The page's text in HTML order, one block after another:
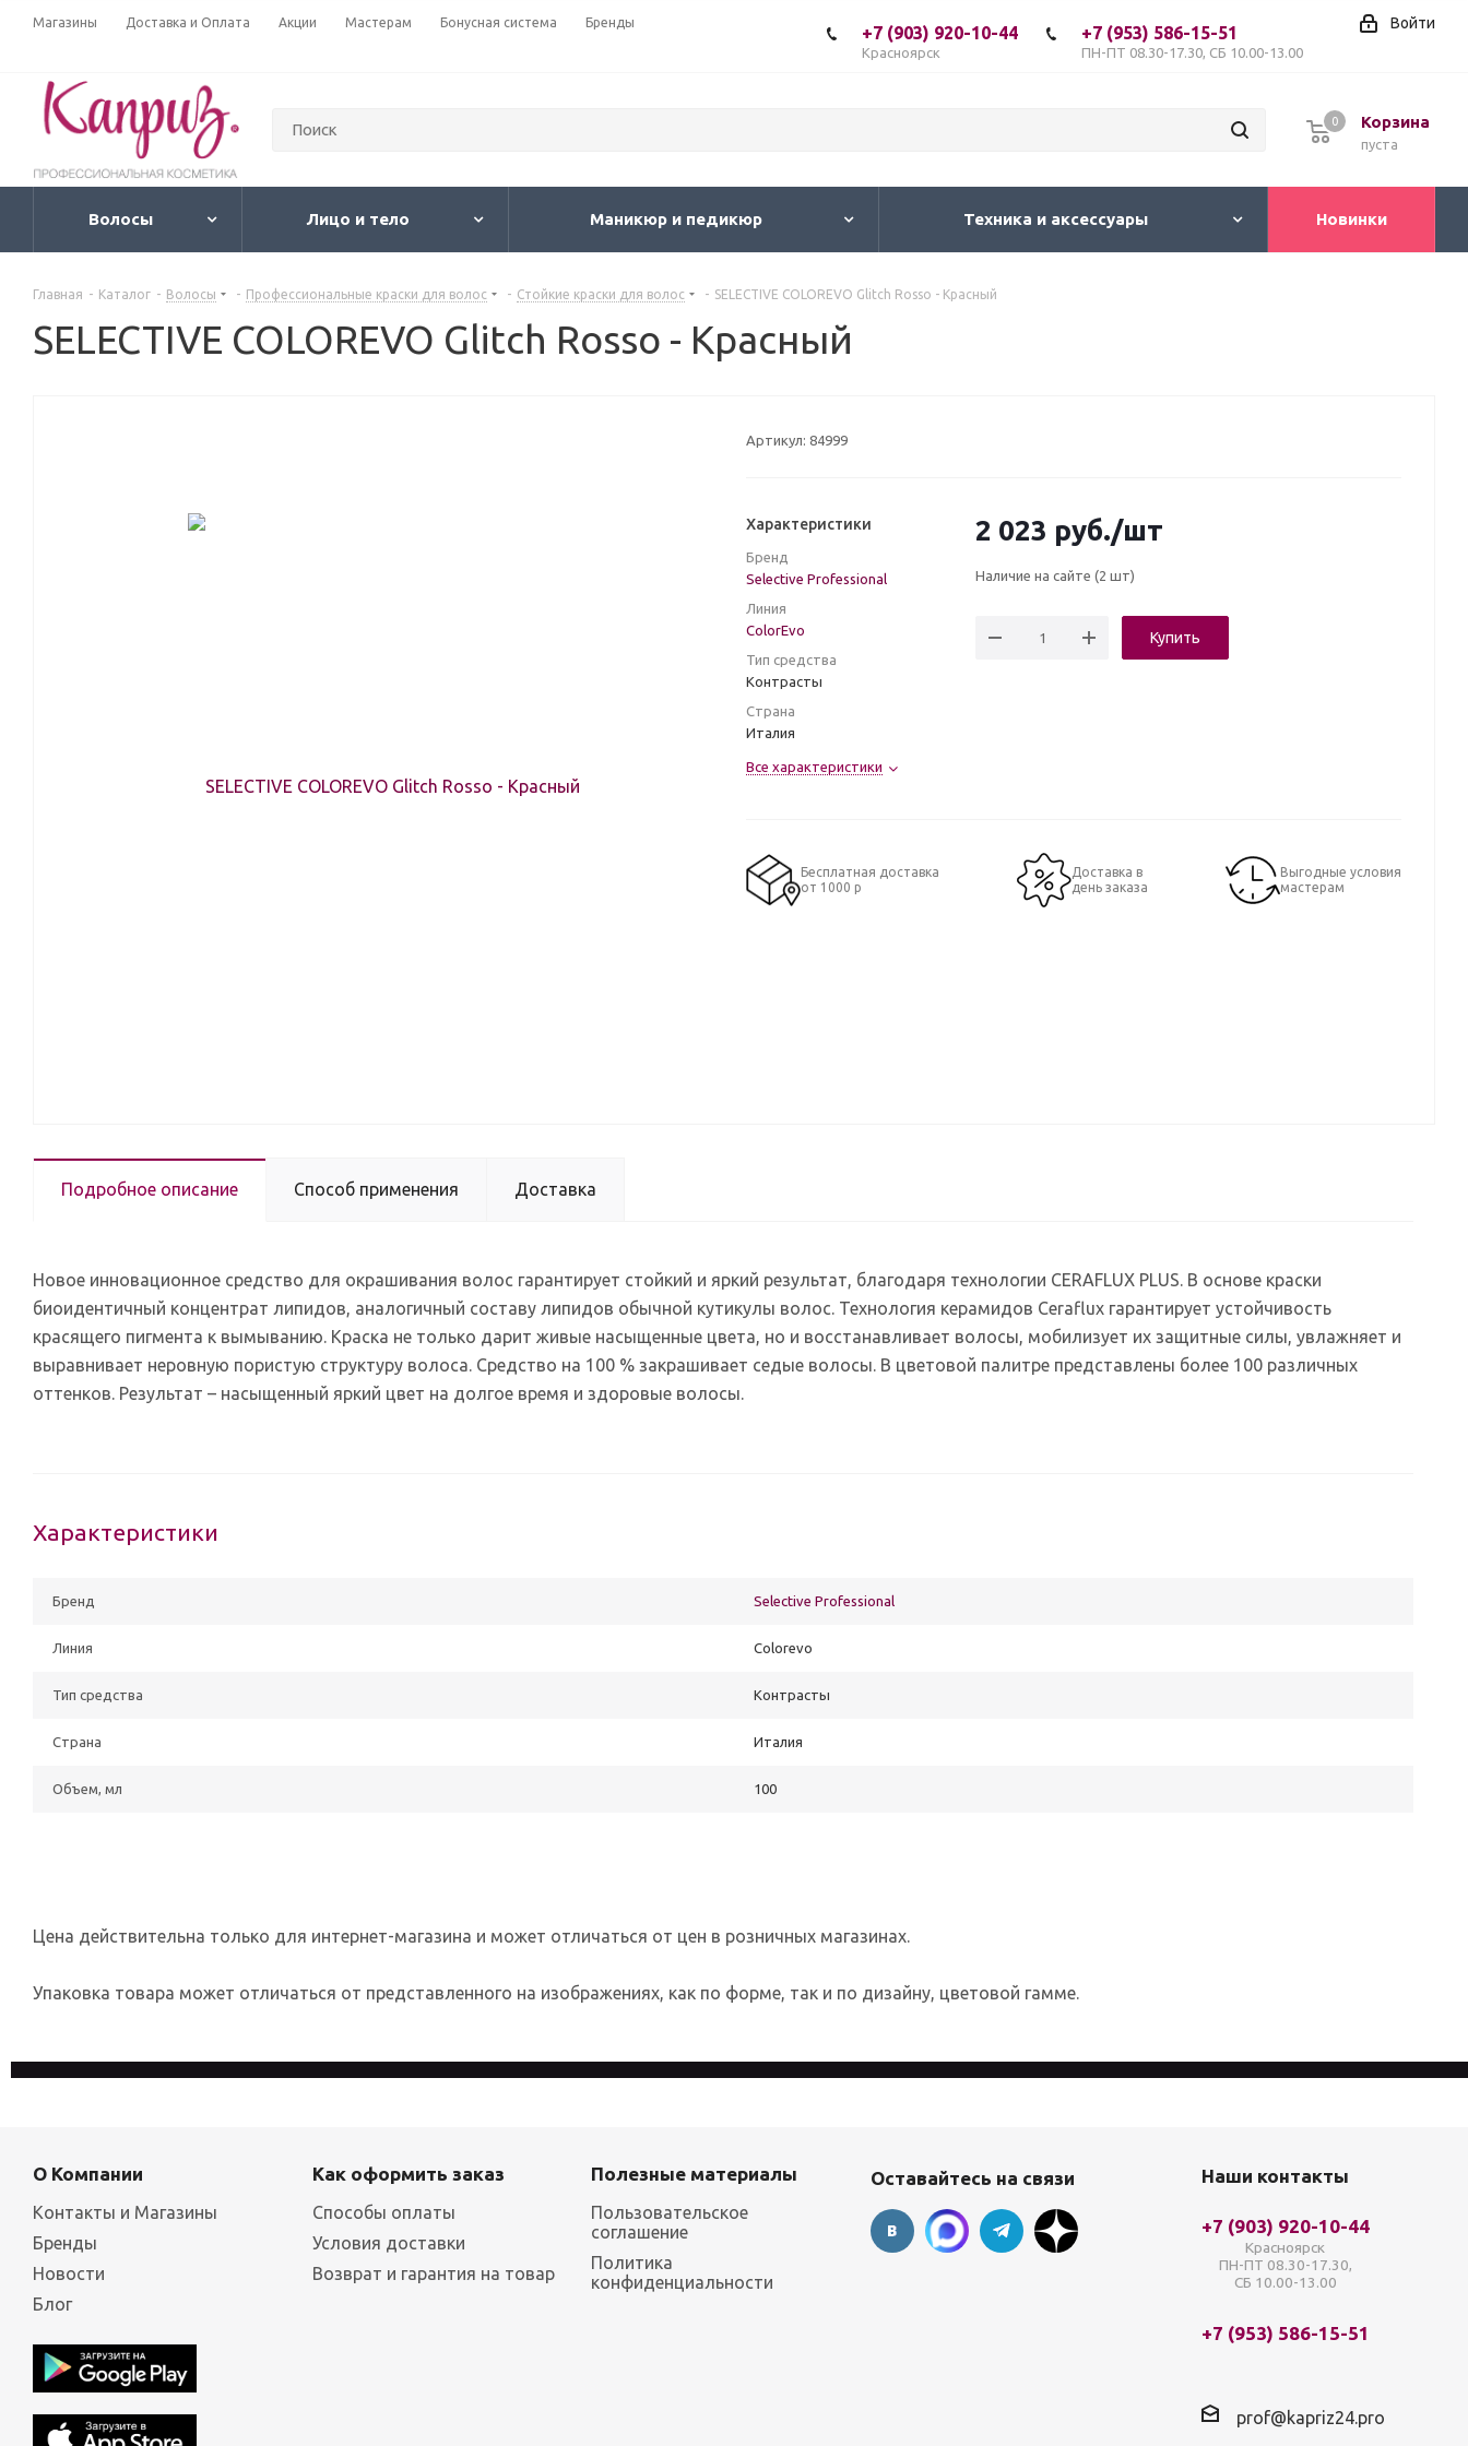
Магазины Доставка и Оплата Акции Мастерам Бонусная система Бренды Войти
+7 (903) 920-10-44
Красноярск
+7 (953) 586-15-51
ПН-ПТ 08.30-17.30, СБ 10.00-13.00
Корзина
пуста
0
Волосы Лицо и тело Маникюр и педикюр Техника и аксессуары Новинки
Главная - Каталог - Волосы - Профессиональные краски для волос - Стойкие краски для волос - SELECTIVE COLOREVO Glitch Rosso - Красный
SELECTIVE COLOREVO Glitch Rosso - Красный
Артикул: 84999
Характеристики
Бренд
Selective Professional
Линия
ColorEvo
Тип средства
Контрасты
Страна
Италия
Все характеристики
2 023 руб./шт
Наличие на сайте (2 шт)
Купить
Бесплатная доставка
от 1000 р
Доставка в
день заказа
Выгодные условия
мастерам
Подробное описание Способ применения Доставка
Новое инновационное средство для окрашивания волос гарантирует стойкий и яркий результат, благодаря технологии CERAFLUX PLUS. В основе краски
биоидентичный концентрат липидов, аналогичный составу липидов обычной кутикулы волос. Технология керамидов Ceraflux гарантирует устойчивость
красящего пигмента к вымыванию. Краска не только дарит живые насыщенные цвета, но и восстанавливает волосы, мобилизует их защитные силы, увлажняет и
выравнивает неровную пористую структуру волоса. Средство на 100 % закрашивает седые волосы. В цветовой палитре представлены более 100 различных
оттенков. Результат – насыщенный яркий цвет на долгое время и здоровые волосы.
Характеристики
Бренд Selective Professional
Линия Colorevo
Тип средства Контрасты
Страна Италия
Объем, мл 100
Цена действительна только для интернет-магазина и может отличаться от цен в розничных магазинах.
Упаковка товара может отличаться от представленного на изображениях, как по форме, так и по дизайну, цветовой гамме.
О Компании
Контакты и Магазины
Бренды
Новости
Блог
Как оформить заказ
Способы оплаты
Условия доставки
Возврат и гарантия на товар
Полезные материалы
Пользовательское
соглашение
Политика
конфиденциальности
Оставайтесь на связи Наши контакты
+7 (903) 920-10-44
Красноярск
ПН-ПТ 08.30-17.30,
СБ 10.00-13.00
+7 (953) 586-15-51
prof@kapriz24.pro